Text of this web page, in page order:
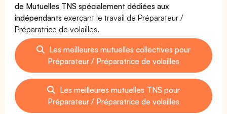
de Mutuelles TNS spécialement dédiées aux
indépendants exerçant le travail de Préparateur /
Préparatrice de volailles.
Les meilleures mutuelles collectives pour
Préparateur / Préparatrice de volailles
Les meilleures mutuelles TNS pour
Préparateur / Préparatrice de volailles